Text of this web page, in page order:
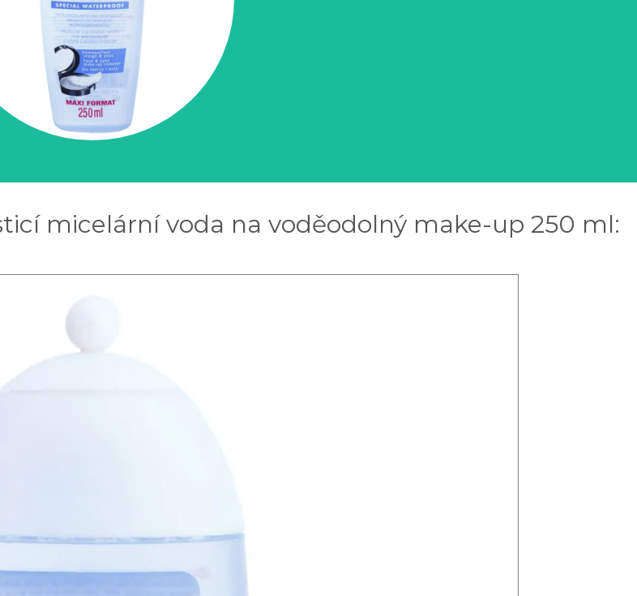
micelární voda na voděodolný make-up 250 ml: